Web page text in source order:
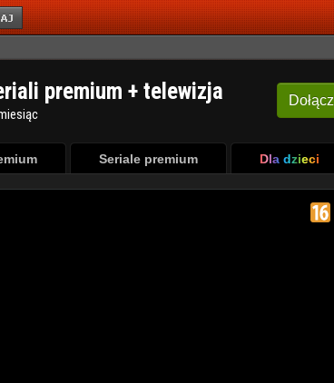
Dołącz
premium + telewizja
Seriale premium Dla dzieci